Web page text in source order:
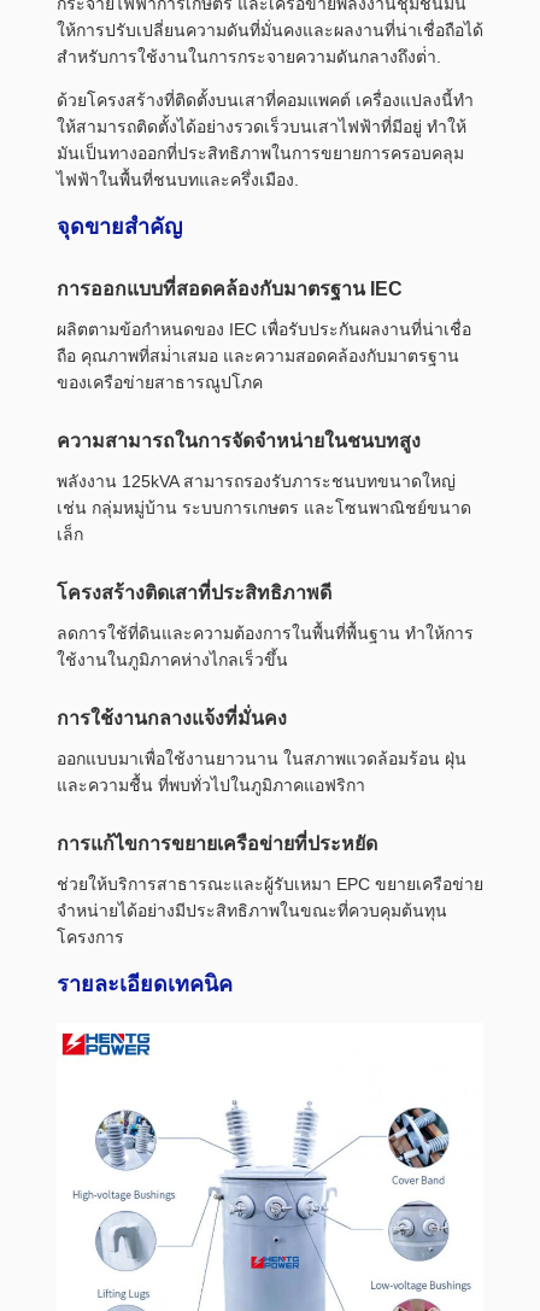
ให้การปรับเปลี่ยนความดันที่มั่นคงและผลงานที่น่าเชื่อถือได้
สําหรับการใช้งานในการกระจายความดันกลางถึงต่ํา.
ด้วยโครงสร้างที่ติดตั้งบนเสาที่คอมแพคต์ เครื่องแปลงนี้ทํา
ให้สามารถติดตั้งได้อย่างรวดเร็วบนเสาไฟฟ้าที่มีอยู่ ทําให้
มันเป็นทางออกที่ประสิทธิภาพในการขยายการครอบคลุม
ไฟฟ้าในพื้นที่ชนบทและครึ่งเมือง.
จุดขายสําคัญ
การออกแบบที่สอดคล้องกับมาตรฐาน IEC
ผลิตตามข้อกําหนดของ IEC เพื่อรับประกันผลงานที่น่าเชื่อ
ถือ คุณภาพที่สม่ําเสมอ และความสอดคล้องกับมาตรฐาน
ของเครือข่ายสาธารณูปโภค
ความสามารถในการจัดจําหน่ายในชนบทสูง
พลังงาน 125kVA สามารถรองรับภาระชนบทขนาดใหญ่
เช่น กลุ่มหมู่บ้าน ระบบการเกษตร และโซนพาณิชย์ขนาด
เล็ก
โครงสร้างติดเสาที่ประสิทธิภาพดี
ลดการใช้ที่ดินและความต้องการในพื้นที่พื้นฐาน ทําให้การ
ใช้งานในภูมิภาคห่างไกลเร็วขึ้น
การใช้งานกลางแจ้งที่มั่นคง
ออกแบบมาเพื่อใช้งานยาวนาน ในสภาพแวดล้อมร้อน ฝุ่น
และความชื้น ที่พบทั่วไปในภูมิภาคแอฟริกา
การแก้ไขการขยายเครือข่ายที่ประหยัด
ช่วยให้บริการสาธารณะและผู้รับเหมา EPC ขยายเครือข่าย
จําหน่ายได้อย่างมีประสิทธิภาพในขณะที่ควบคุมต้นทุน
โครงการ
รายละเอียดเทคนิค